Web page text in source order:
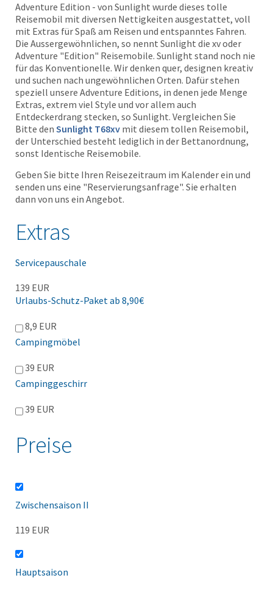
Adventure Edition - von Sunlight wurde dieses tolle
Reisemobil mit diversen Nettigkeiten ausgestattet, voll
mit Extras für Spaß am Reisen und entspanntes Fahren.
Die Ausser­gewöhnlichen, so nennt Sunlight die xv oder
Adventure "Edition" Reisemobile. Sunlight stand noch nie
für das Konventionelle. Wir denken quer, designen kreativ
und suchen nach ungewöhnlichen Orten. Dafür stehen
speziell unsere Adventure Editions, in denen jede Menge
Extras, extrem viel Style und vor allem auch
Entdeckerdrang stecken, so Sunlight. Vergleichen Sie
Bitte den Sunlight T68xv mit diesem tollen Reisemobil,
der Unterschied besteht lediglich in der Bettanordnung,
sonst Identische Reisemobile.
Geben Sie bitte Ihren Reisezeitraum im Kalender ein und
senden uns eine "Reservierungsanfrage". Sie erhalten
dann von uns ein Angebot.
Extras
Servicepauschale
139 EUR
Urlaubs-Schutz-Paket ab 8,90€
8,9 EUR
Campingmöbel
39 EUR
Campinggeschirr
39 EUR
Preise
Zwischensaison II
119 EUR
Hauptsaison